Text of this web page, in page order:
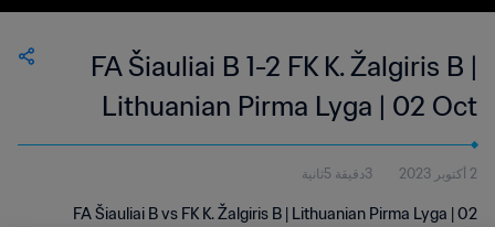
FA Šiauliai B 1-2 FK K. Žalgiris B |
Lithuanian Pirma Lyga | 02 Oct
2023
2 أكتوبر 2023 3دقيقة 5ثانية
FA Šiauliai B vs FK K. Žalgiris B | Lithuanian Pirma Lyga | 02